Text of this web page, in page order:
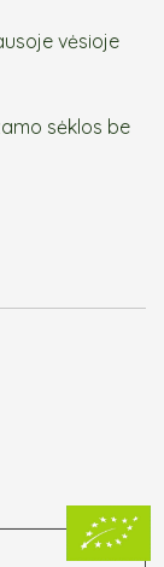
vėsioje
sėklos be